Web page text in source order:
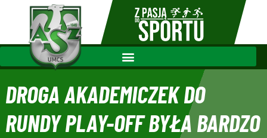
DROGA AKADEMICZEK DO
RUNDY PLAY-OFF BYŁA BARDZO